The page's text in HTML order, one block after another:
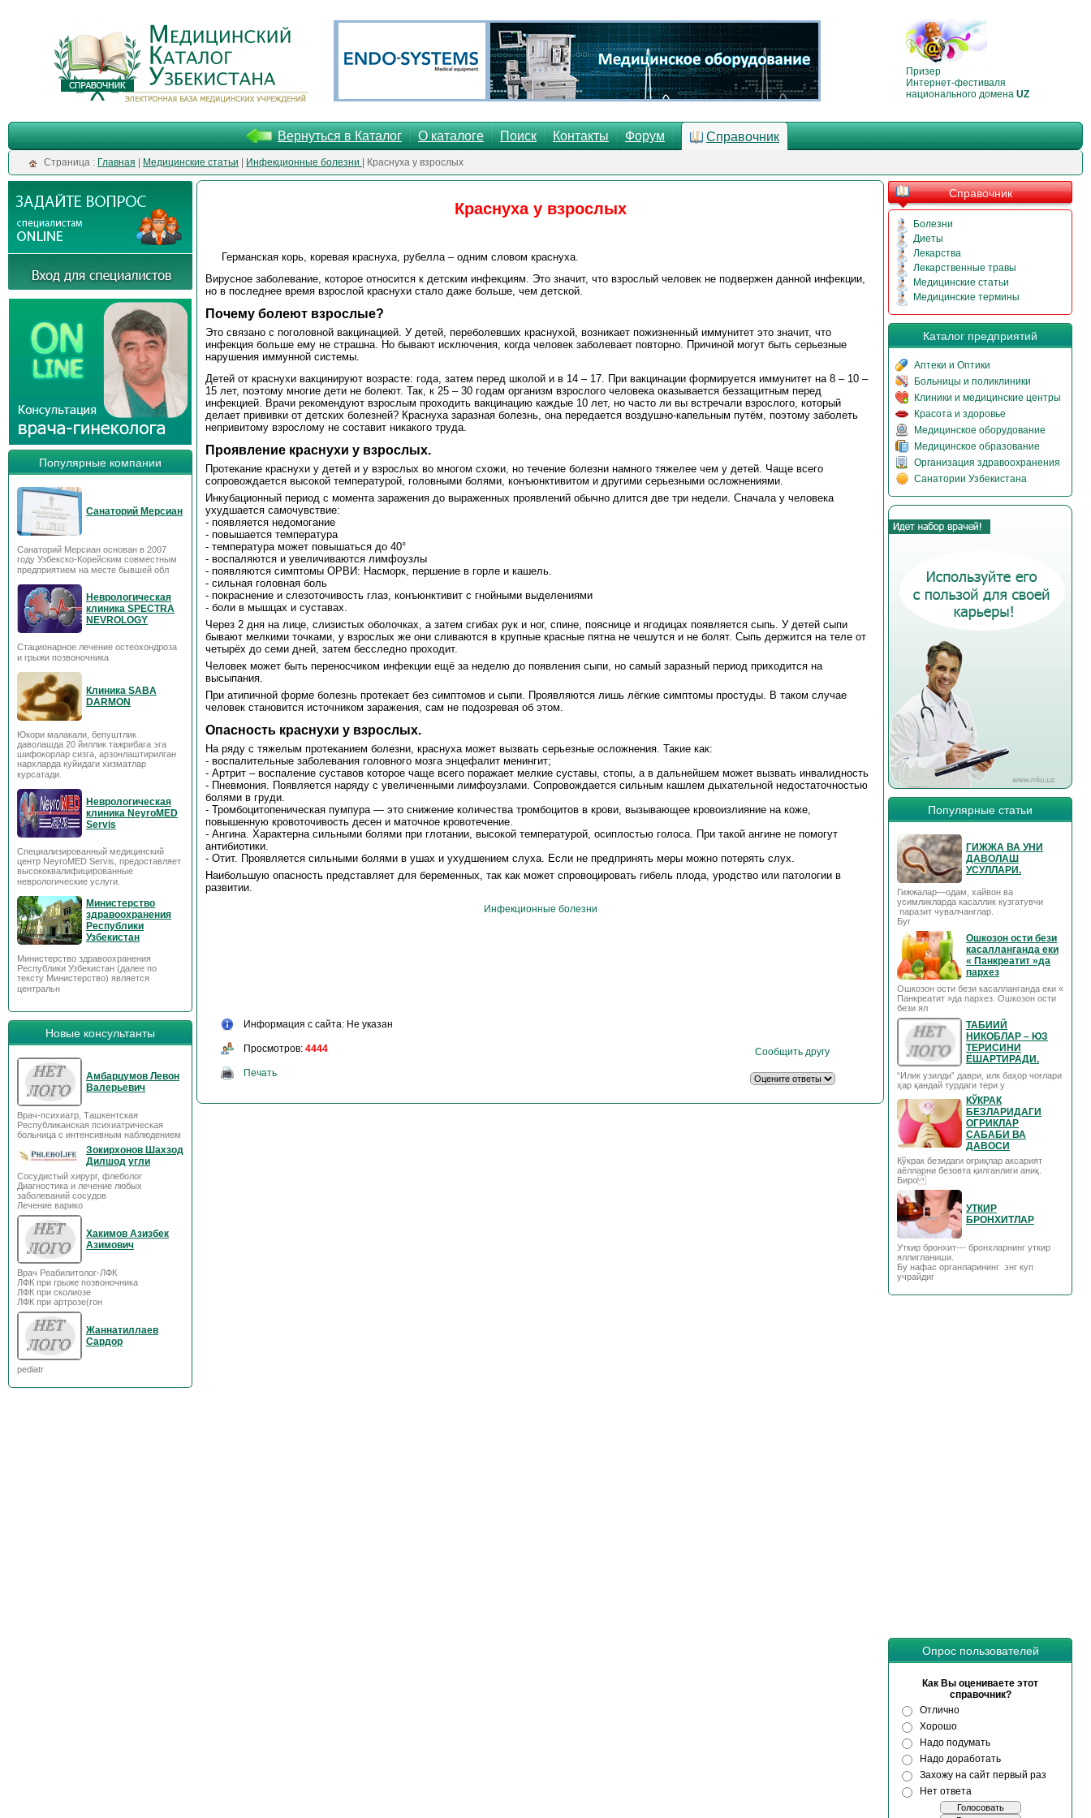
Призер
Интернет-фестиваля
национального домена UZ
Вернуться в Каталог О каталоге Поиск Контакты Форум Справочник
Cтраница : Главная Медицинские статьи Инфекционные болезни | Краснуха у взрослых
Популярные компании
Санаторий Мерсиан
Санаторий Мерсиан основан в 2007
году Узбекско-Корейским совместным
предприятием на месте бывшей обл
Неврологическая
клиника SPECTRA
NEVROLOGY
Стационарное лечение остеохондроза
и грыжи позвоночника
Клиника SABA
DARMON
Юкори малакали, бепуштлик
даволашда 20 йиллик тажрибага эга
шифокорлар сизга, арзонлаштирилган
нархларда куйидаги хизматлар
курсатади.
Неврологическая
клиника NeyroMED
Servis
Специализированный медицинский
центр NeyroMED Servis, предоставляет
высококвалифицированные
неврологические услуги.
Министерство
здравоохранения
Республики
Узбекистан
Министерство здравоохранения
Республики Узбекистан (далее по
тексту Министерство) является
центральн
Новые консультанты
Амбарцумов Левон
Валерьевич
Врач-психиатр, Ташкентская
Республиканская психиатрическая
больница с интенсивным наблюдением
Зокирхонов Шахзод
Дилшод угли
Сосудистый хирург, флеболог
Диагностика и лечение любых
заболеваний сосудов
Лечение варико
Хакимов Азизбек
Азимович
Врач Реабилитолог-ЛФК
ЛФК при грыже позвоночника
ЛФК при сколиозе
ЛФК при артрозе(гон
Жаннатиллаев
Сардор
pediatr
Краснуха у взрослых
Германская корь, коревая краснуха, рубелла – одним словом краснуха.
Вирусное заболевание, которое относится к детским инфекциям. Это значит, что взрослый человек не подвержен данной инфекции,
но в последнее время взрослой краснухи стало даже больше, чем детской.
Почему болеют взрослые?
Это связано с поголовной вакцинацией. У детей, переболевших краснухой, возникает пожизненный иммунитет это значит, что
инфекция больше ему не страшна. Но бывают исключения, когда человек заболевает повторно. Причиной могут быть серьезные
нарушения иммунной системы.
Детей от краснухи вакцинируют возрасте: года, затем перед школой и в 14 – 17. При вакцинации формируется иммунитет на 8 – 10 –
15 лет, поэтому многие дети не болеют. Так, к 25 – 30 годам организм взрослого человека оказывается беззащитным перед
инфекцией. Врачи рекомендуют взрослым проходить вакцинацию каждые 10 лет, но часто ли вы встречали взрослого, который
делает прививки от детских болезней? Краснуха заразная болезнь, она передается воздушно-капельным путём, поэтому заболеть
непривитому взрослому не составит никакого труда.
Проявление краснухи у взрослых.
Протекание краснухи у детей и у взрослых во многом схожи, но течение болезни намного тяжелее чем у детей. Чаще всего
сопровождается высокой температурой, головными болями, конъюнктивитом и другими серьезными осложнениями.
Инкубационный период с момента заражения до выраженных проявлений обычно длится две три недели. Сначала у человека
ухудшается самочувствие:
- появляется недомогание
- повышается температура
- температура может повышаться до 40°
- воспаляются и увеличиваются лимфоузлы
- появляются симптомы ОРВИ: Насморк, першение в горле и кашель.
- сильная головная боль
- покраснение и слезоточивость глаз, конъюнктивит с гнойными выделениями
- боли в мышцах и суставах.
Через 2 дня на лице, слизистых оболочках, а затем сгибах рук и ног, спине, пояснице и ягодицах появляется сыпь. У детей сыпи
бывают мелкими точками, у взрослых же они сливаются в крупные красные пятна не чешутся и не болят. Сыпь держится на теле от
четырёх до семи дней, затем бесследно проходит.
Человек может быть переносчиком инфекции ещё за неделю до появления сыпи, но самый заразный период приходится на
высыпания.
При атипичной форме болезнь протекает без симптомов и сыпи. Проявляются лишь лёгкие симптомы простуды. В таком случае
человек становится источником заражения, сам не подозревая об этом.
Опасность краснухи у взрослых.
На ряду с тяжелым протеканием болезни, краснуха может вызвать серьезные осложнения. Такие как:
- воспалительные заболевания головного мозга энцефалит менингит;
- Артрит – воспаление суставов которое чаще всего поражает мелкие суставы, стопы, а в дальнейшем может вызвать инвалидность
- Пневмония. Появляется наряду с увеличенными лимфоузлами. Сопровождается сильным кашлем дыхательной недостаточностью
болями в груди.
- Тромбоцитопеническая пумпура — это снижение количества тромбоцитов в крови, вызывающее кровоизлияние на коже,
повышенную кровоточивость десен и маточное кровотечение.
- Ангина. Характерна сильными болями при глотании, высокой температурой, осиплостью голоса. При такой ангине не помогут
антибиотики.
- Отит. Проявляется сильными болями в ушах и ухудшением слуха. Если не предпринять меры можно потерять слух.
Наибольшую опасность представляет для беременных, так как может спровоцировать гибель плода, уродство или патологии в
развитии.
Инфекционные болезни
Информация с сайта: Не указан
Просмотров: 4444
Печать
Сообщить другу
Справочник
Болезни
Диеты
Лекарства
Лекарственные травы
Медицинские статьи
Медицинские термины
Каталог предприятий
Аптеки и Оптики
Больницы и поликлиники
Клиники и медицинские центры
Красота и здоровье
Медицинское оборудование
Медицинское образование
Организация здравоохранения
Санатории Узбекистана
Популярные статьи
ГИЖЖА ВА УНИ
ДАВОЛАШ
УСУЛЛАРИ.
Гижжалар—одам, хайвон ва
усимликларда касаллик кузгатувчи
паразит чувалчанглар.
Буг
Ошкозон ости бези
касалланганда еки
« Панкреатит »да
пархез
Ошкозон ости бези касалланганда еки «
Панкреатит »да пархез. Ошкозон ости
бези ял
ТАБИИЙ
НИКОБЛАР – ЮЗ
ТЕРИСИНИ
ЁШАРТИРАДИ.
“Илик узилди” даври, илк баҳор чоғлари
ҳар қандай турдаги тери у
КЎКРАК
БЕЗЛАРИДАГИ
ОГРИКЛАР
САБАБИ ВА
ДАВОСИ
Кўкрак безидаги оғриқлар аксарият
аёлларни безовта қилганлиги аниқ.
Биро
УТКИР
БРОНХИТЛАР
Уткир бронхит--- бронхларнинг уткир
яллигланиши.
Бу нафас органларининг энг куп
учрайдиг
Опрос пользователей
Как Вы оцениваете этот
справочник?
Отлично
Хорошо
Надо подумать
Надо доработать
Захожу на сайт первый раз
Нет ответа